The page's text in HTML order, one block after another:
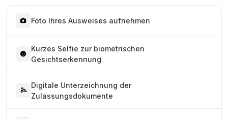
Foto Ihres Ausweises aufnehmen
Kurzes Selfie zur biometrischen
Gesichtserkennung
Digitale Unterzeichnung der
Zulassungsdokumente